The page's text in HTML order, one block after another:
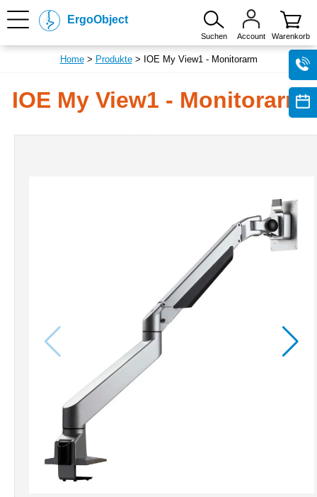
ErgoObject
Suchen Account Warenkorb
Home> Produkte> IOE My View1 - Monitorarm
IOE My View1 - Monitorarm